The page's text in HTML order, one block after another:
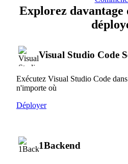
Explorez
Visual Studio Code
Exécutez Visual Studio Code
n'importe où
Déployer
1Backend